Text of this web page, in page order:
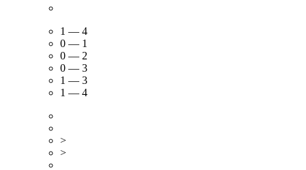
1 — 4
0 — 1
0 — 2
0 — 3
1 — 3
1 — 4
>
>